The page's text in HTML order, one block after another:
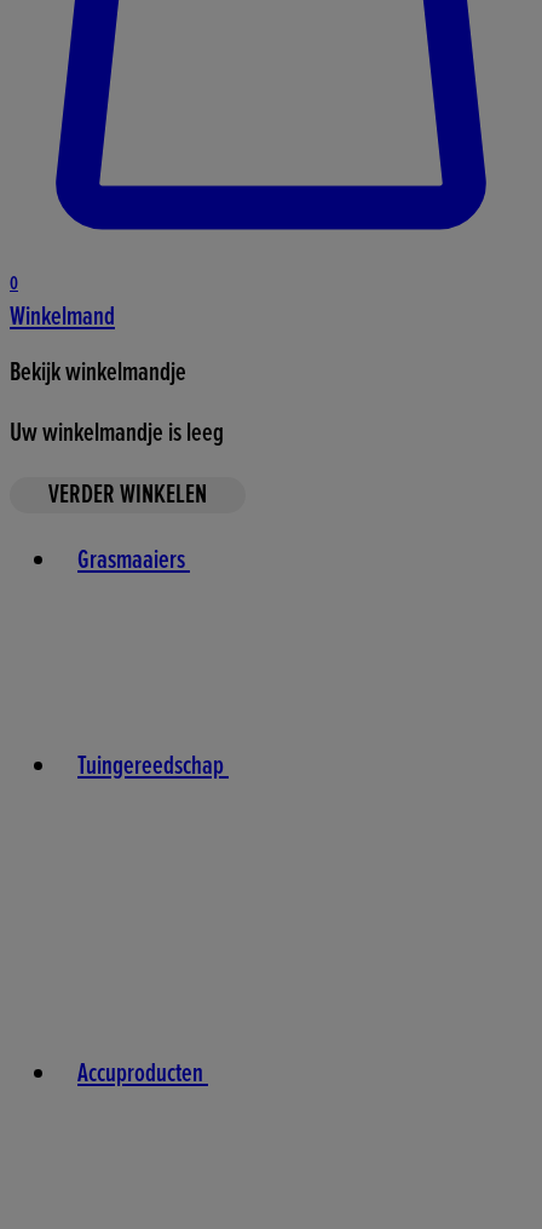
0
Winkelmand
Bekijk winkelmandje
Uw winkelmandje is leeg
VERDER WINKELEN
Grasmaaiers
Tuingereedschap
Accuproducten